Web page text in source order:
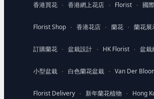
香港買花 · 香港網上花店 · Florist · 國
Florist Shop · 香港花店 · 蘭花 · 蘭花展
訂購蘭花 · 盆栽設計 · HK Florist · 盆栽
小型盆栽 · 白色蘭花盆栽 · Van Der
Florist Delivery · 新年蘭花植物 · Hong